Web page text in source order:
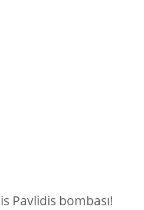
Pavlidis bombası!